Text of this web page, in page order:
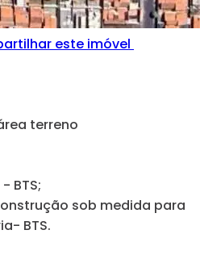
este imóvel
terreno
- BTS;
sob medida para
BTS.